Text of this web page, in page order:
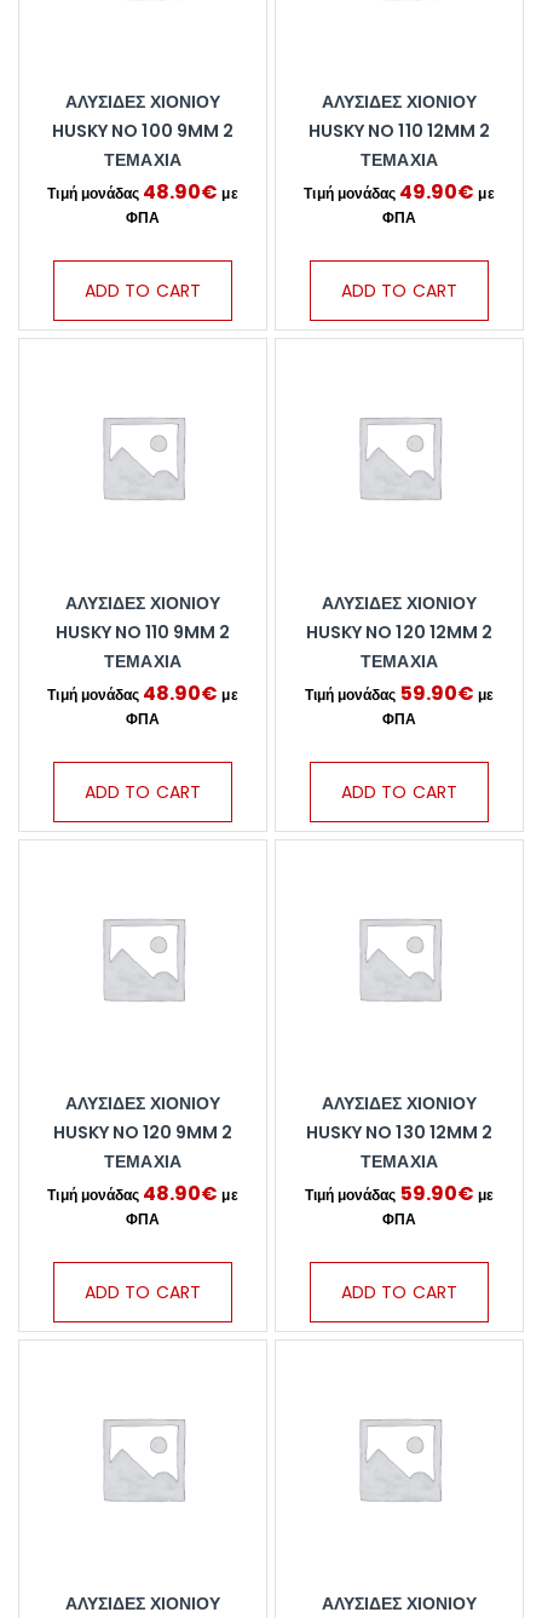
ΑΛΥΣΊΔΕΣ ΧΙΟΝΙΟΎ
HUSKY NO 100 9MM 2
ΤΕΜΆΧΙΑ
48.90€
ADD TO CART
ΑΛΥΣΊΔΕΣ ΧΙΟΝΙΟΎ
HUSKY NO 110 12MM 2
ΤΕΜΆΧΙΑ
49.90€
ADD TO CART
ΑΛΥΣΊΔΕΣ ΧΙΟΝΙΟΎ
HUSKY NO 110 9MM 2
ΤΕΜΆΧΙΑ
48.90€
ADD TO CART
ΑΛΥΣΊΔΕΣ ΧΙΟΝΙΟΎ
HUSKY NO 120 12MM 2
ΤΕΜΆΧΙΑ
59.90€
ADD TO CART
ΑΛΥΣΊΔΕΣ ΧΙΟΝΙΟΎ
HUSKY NO 120 9MM 2
ΤΕΜΆΧΙΑ
48.90€
ADD TO CART
ΑΛΥΣΊΔΕΣ ΧΙΟΝΙΟΎ
HUSKY NO 130 12MM 2
ΤΕΜΆΧΙΑ
59.90€
ADD TO CART
ΑΛΥΣΊΔΕΣ ΧΙΟΝΙΟΎ
ΑΛΥΣΊΔΕΣ ΧΙΟΝΙΟΎ